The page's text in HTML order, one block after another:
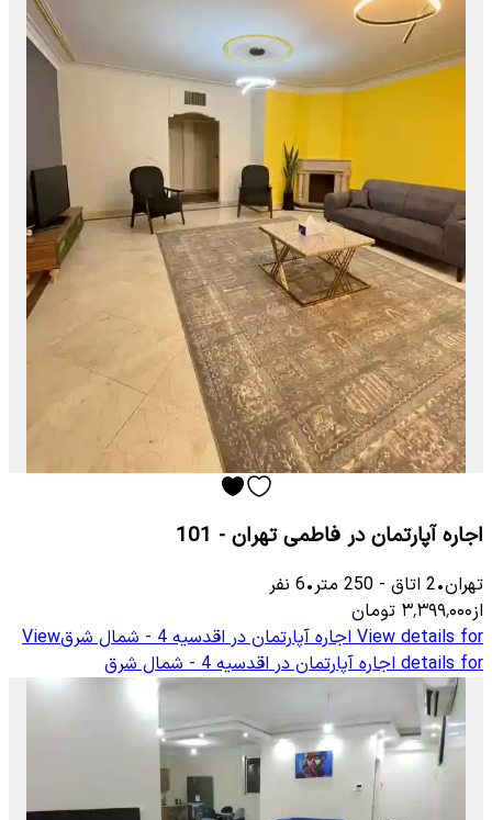
اجاره آپارتمان در فاطمی تهران - 101
تهران•
2 اتاق -
250 متر•
6 نفر
از۳٬۳۹۹٬۰۰۰ تومان
View details for اجاره آپارتمان در اقدسیه 4 - شمال شرق
View
details for اجاره آپارتمان در اقدسیه 4 - شمال شرق